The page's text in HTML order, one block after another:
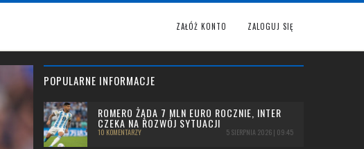
ZAŁÓŻ KONTO ZALOGUJ SIĘ
POPULARNE INFORMACJE
ROMERO ŻĄDA 7 MLN EURO ROCZNIE, INTER
CZEKA NA ROZWÓJ SYTUACJI
10 KOMENTARZY 5 SIERPNIA 2026 | 09:45